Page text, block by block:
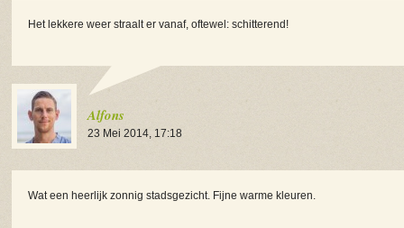
Het lekkere weer straalt er vanaf, oftewel: schitterend!
Alfons
23 Mei 2014, 17:18
Wat een heerlijk zonnig stadsgezicht. Fijne warme kleuren.